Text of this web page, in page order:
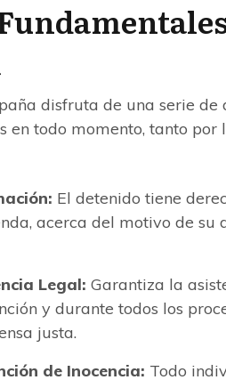
disfruta de una serie
en todo momento, tanto
El detenido tiene
acerca del motivo de su
Legal: Garantiza la
y durante todos los
justa.
de Inocencia: Todo